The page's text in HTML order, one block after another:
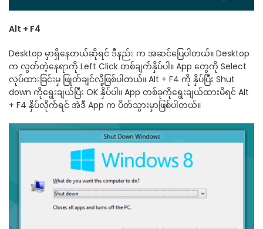
Alt + F4
Desktop မှာရှိနေတယ်ဆိုရင် ဒီနည်း က အဆင်ပြေပါတယ်။ Desktop
က လွတ်တဲ့နေရာကို Left Click တစ်ချက်နှိပ်ပါ။ App တွေကို Select
လုပ်ထားခြင်းမှ ဖြုတ်ချင်လို့ဖြစ်ပါတယ်။ Alt + F4 ကို နှိပ်ပြီး Shut
down ကိုရွေးချယ်ပြီး OK နှိပ်ပါ။ App တစ်ခုကိုရွေးချယ်ထားမိရင် Alt
+ F4 နှိပ်လိုက်ရင် အဲဒီ App က ပိတ်သွားမှာဖြစ်ပါတယ်။